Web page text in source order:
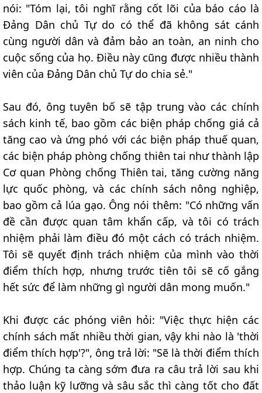
nói: "Tóm lại, tôi nghĩ rằng cốt lõi của báo cáo là
Đảng Dân chủ Tự do có thể đã không sát cánh
cùng người dân và đảm bảo an toàn, an ninh cho
cuộc sống của họ. Điều này cũng được nhiều thành
viên của Đảng Dân chủ Tự do chia sẻ."
Sau đó, ông tuyên bố sẽ tập trung vào các chính
sách kinh tế, bao gồm các biện pháp chống giá cả
tăng cao và ứng phó với các biện pháp thuế quan,
các biện pháp phòng chống thiên tai như thành lập
Cơ quan Phòng chống Thiên tai, tăng cường năng
lực quốc phòng, và các chính sách nông nghiệp,
bao gồm cả lúa gạo. Ông nói thêm: "Có những vấn
đề cần được quan tâm khẩn cấp, và tôi có trách
nhiệm phải làm điều đó một cách có trách nhiệm.
Tôi sẽ quyết định trách nhiệm của mình vào thời
điểm thích hợp, nhưng trước tiên tôi sẽ cố gắng
hết sức để làm những gì người dân mong muốn."
Khi được các phóng viên hỏi: "Việc thực hiện các
chính sách mất nhiều thời gian, vậy khi nào là 'thời
điểm thích hợp'?", ông trả lời: "Sẽ là thời điểm thích
hợp. Chúng ta càng sớm đưa ra câu trả lời sau khi
thảo luận kỹ lưỡng và sâu sắc thì càng tốt cho đất